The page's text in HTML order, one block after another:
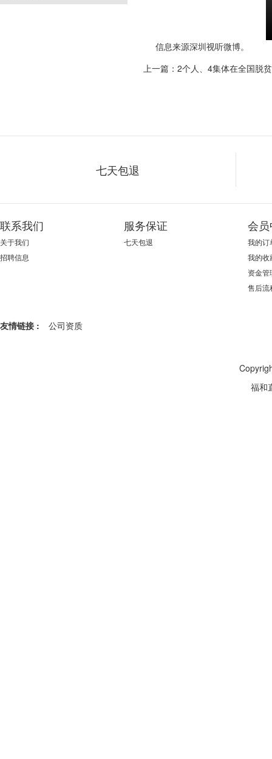
信息来源深圳视听微博。
上一篇：2个人、4集体在全国脱
七天包退
联系我们
关于我们
招聘信息
服务保证
七天包退
会
我的订
我的收
资金管
售后流
友情链接 : 公司资质
福和